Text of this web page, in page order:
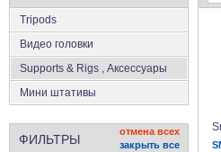
SUPPORTS & RIGS
Tripods
Видео головки
Supports & Rigs , Аксеcсуары
Мини штативы
ФИЛЬТРЫ
отмена всех
закрыть все